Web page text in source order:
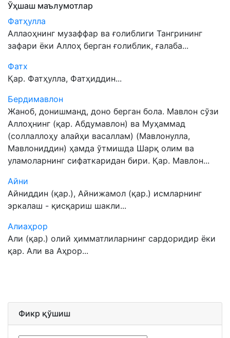
Ўҳшаш маълумотлар
Фатҳулла
Аллаоҳнинг музаффар ва ғолиблиги Тангрининг
зафари ёки Аллоҳ берган ғолиблик, ғалаба...
Фатх
Қар. Фатҳулла, Фатҳиддин...
Бердимавлон
Жаноб, донишманд, доно берган бола. Мавлон сўзи
Аллоҳнинг (қар. Абдумавлон) ва Муҳаммад
(соллаллоҳу алайҳи васаллам) (Мавлонулла,
Мавлониддин) ҳамда ўтмишда Шарқ олим ва
уламоларнинг сифаткаридан бири. Қар. Мавлон...
Айни
Айниддин (қар.), Айнижамол (қар.) исмларнинг
эркалаш - қисқариш шакли...
Алиаҳрор
Али (қар.) олий ҳимматлиларнинг сардоридир ёки
қар. Али ва Аҳрор...
Фикр қўшиш